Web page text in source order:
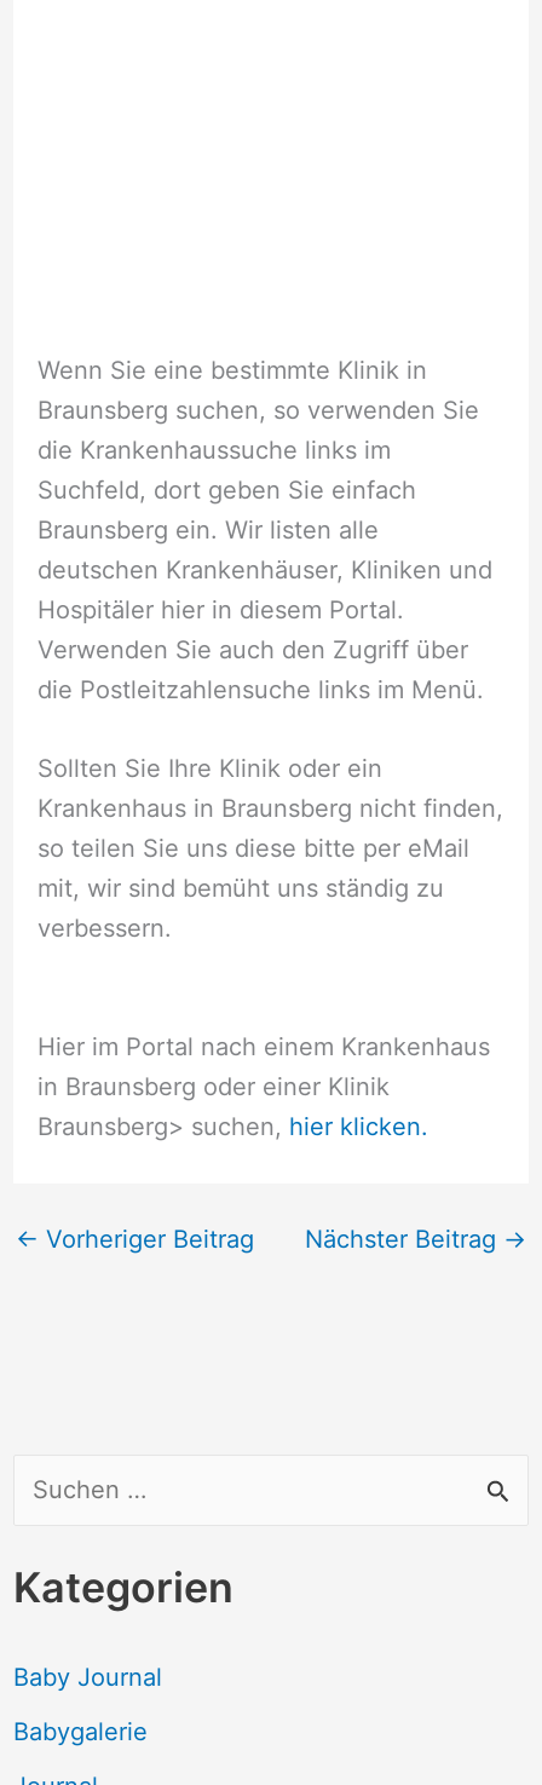
c
e
n
Kategorien
Baby Journal
Babygalerie
Wenn Sie eine bestimmte Klinik in
Braunsberg suchen, so verwenden Sie
die Krankenhaussuche links im
Suchfeld, dort geben Sie einfach
Braunsberg ein. Wir listen alle
deutschen Krankenhäuser, Kliniken und
Hospitäler hier in diesem Portal.
Verwenden Sie auch den Zugriff über
die Postleitzahlensuche links im Menü.
Sollten Sie Ihre Klinik oder ein
Krankenhaus in Braunsberg nicht finden,
so teilen Sie uns diese bitte per eMail
mit, wir sind bemüht uns ständig zu
verbessern.
Hier im Portal nach einem Krankenhaus
in Braunsberg oder einer Klinik
Braunsberg> suchen, hier klicken.
← Vorheriger Beitrag Nächster Beitrag →